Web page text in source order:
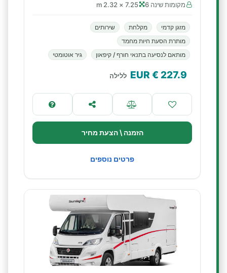
מקומות שינה 6 7.25 × 2.32 m
מזגן קדמי מקלחת
שירותים
מותרת הסעת חיות מחמד
מותאם לנסיעה בתנאי חורף / קיפאון
גיר אוטומטי
227.9
€ EUR ללילה
הזמנה \ הצעת מחיר
פרטים נוספים